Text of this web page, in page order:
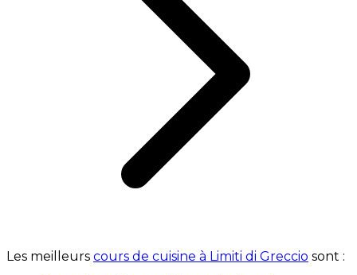
Les meilleurs cours de cuisine à Limiti di Greccio sont :